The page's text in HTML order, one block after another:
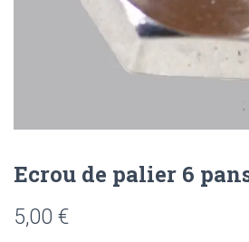
Ecrou de palier 6
5,00 €